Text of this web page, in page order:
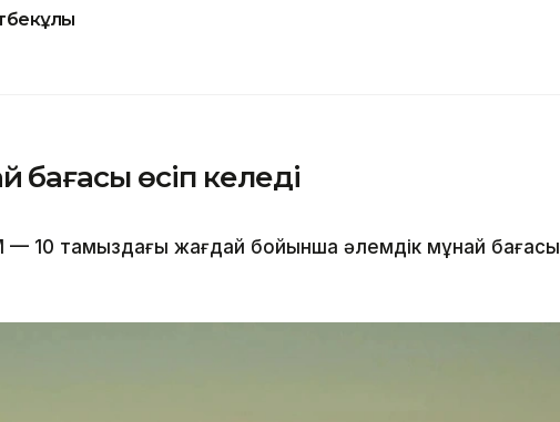
бағасы өсіп келеді
— 10 тамыздағы жағдай бойынша әлемдік мұнай бағасы